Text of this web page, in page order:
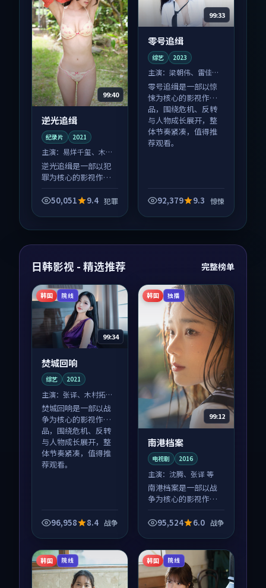
99:40
逆光追缉
纪录片 2021
主演： 易烊千玺、木村
拓哉 等
逆光追缉是一部以犯
罪为核心的影视作
与人物成长展开，整
50,051 9.4 犯罪
99:33
零号追缉
综艺 2023
主演： 梁朝伟、雷佳音
等
零号追缉是一部以惊
悚为核心的影视作
品，围绕危机、反转
与人物成长展开，整
体节奏紧凑，值得推
荐观看。
92,379 9.3 惊悚
日韩影视 - 精选推荐 完整榜单
韩国 院线
99:34
焚城回响
综艺 2021
主演： 张译、木村拓哉
等
焚城回响是一部以战
争为核心的影视作
品，围绕危机、反转
与人物成长展开，整
体节奏紧凑，值得推
荐观看。
96,958 8.4 战争
韩国 独播
99:12
南港档案
电视剧 2016
主演： 沈腾、张译 等
南港档案是一部以战
争为核心的影视作
与人物成长展开，整
95,524 6.0 战争
韩国 院线 韩国 院线